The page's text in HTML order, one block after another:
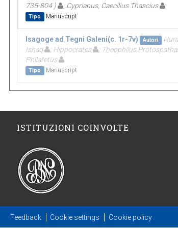
735-804 )
; Cyprianus, Caecilius Thascius
Tipo Manuscript
Isagoge ad Tegni Galeni(c. 1r-7v) Autori
Ishaq
; Hippocrates ; Theophilus
Philaretus
Tipo Manuscript
ISTITUZIONI COINVOLTE
Feedback Cookie settings Cookie policy